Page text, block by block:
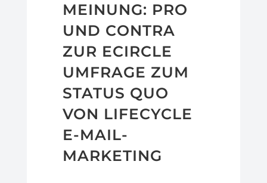
MEINUNG: PRO
UND CONTRA
ZUR ECIRCLE
UMFRAGE ZUM
STATUS QUO
VON LIFECYCLE
E-MAIL-
MARKETING